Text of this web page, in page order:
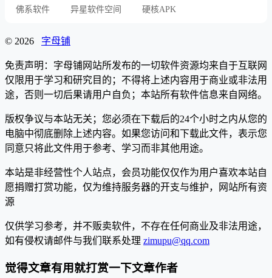
佛系软件 异星软件空间 硬核APK
© 2026 字母铺
免责声明：字母铺网站所发布的一切软件资源均来自于互联网
仅限用于学习和研究目的；不得将上述内容用于商业或非法用
途，否则一切后果请用户自负；本站所有软件信息来自网络。
版权争议与本站无关；您必须在下载后的24个小时之内从您的
电脑中彻底删除上述内容。如果您访问和下载此文件，表示您
同意只将此文件用于参考、学习而非其他用途。
本站是非经营性个人站点，会员功能仅仅作为用户喜欢本站自
愿捐赠打赏功能，仅为维持服务器的开支与维护，网站所有资
源
仅供学习参考，并不贩卖软件，不存在任何商业及非法用途，
如有侵权请邮件与我们联系处理 zimupu@qq.com
觉得文章有用就打赏一下文章作者